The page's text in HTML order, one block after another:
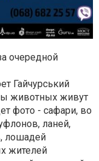
очередной
Гайчурський
животных живут
фото - сафари, во
ланей,
лошадей
жителей